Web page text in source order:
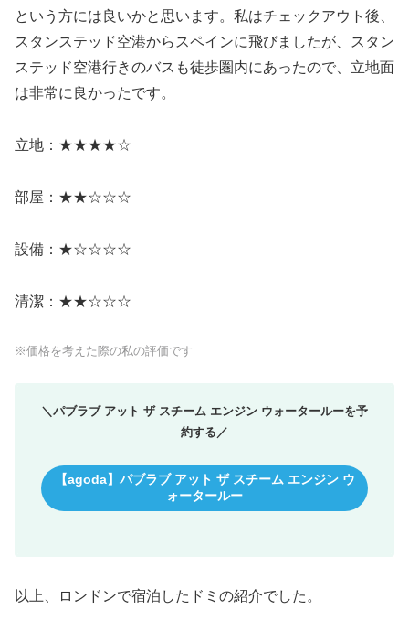
という方には良いかと思います。私はチェックアウト後、
スタンステッド空港からスペインに飛びましたが、スタン
ステッド空港行きのバスも徒歩圏内にあったので、立地面
は非常に良かったです。
立地：★★★★☆
部屋：★★☆☆☆
設備：★☆☆☆☆
清潔：★★☆☆☆
※価格を考えた際の私の評価です
＼パブラブ アット ザ スチーム エンジン ウォータールーを予
約する／
【agoda】パブラブ アット ザ スチーム エンジン ウ
ォータールー
以上、ロンドンで宿泊したドミの紹介でした。